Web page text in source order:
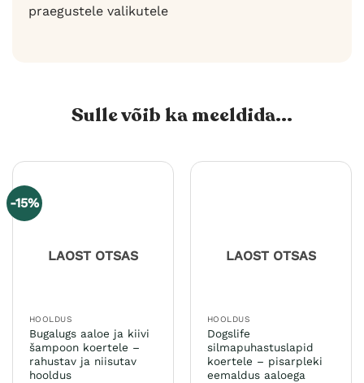
praegustele valikutele
Sulle võib ka meeldida...
-15%
LAOST OTSAS
HOOLDUS
Bugalugs aaloe ja kiivi
šampoon koertele –
rahustav ja niisutav
hooldus
LAOST OTSAS
HOOLDUS
Dogslife
silmapuhastuslapid
koertele – pisarpleki
eemaldus aaloega